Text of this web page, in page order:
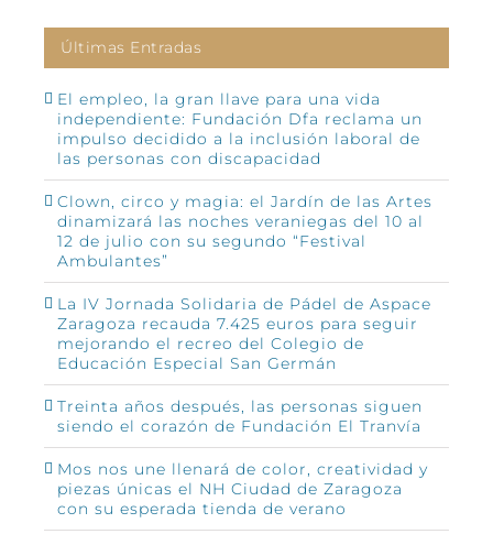
Últimas Entradas
El empleo, la gran llave para una vida
independiente: Fundación Dfa reclama un
impulso decidido a la inclusión laboral de
las personas con discapacidad
Clown, circo y magia: el Jardín de las Artes
dinamizará las noches veraniegas del 10 al
12 de julio con su segundo “Festival
Ambulantes”
La IV Jornada Solidaria de Pádel de Aspace
Zaragoza recauda 7.425 euros para seguir
mejorando el recreo del Colegio de
Educación Especial San Germán
Treinta años después, las personas siguen
siendo el corazón de Fundación El Tranvía
Mos nos une llenará de color, creatividad y
piezas únicas el NH Ciudad de Zaragoza
con su esperada tienda de verano